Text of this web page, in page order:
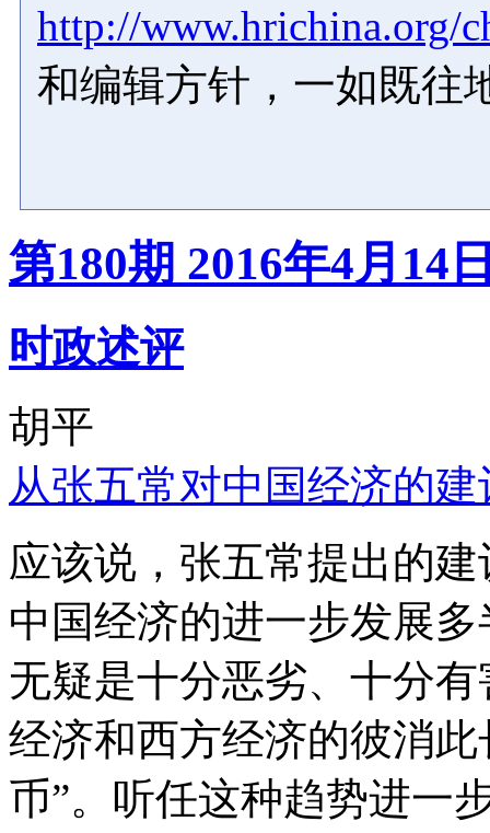
http://www.hrichina.org/
和编辑方针，一如既往
第180期 2016年4月14
时政述评
胡平
从张五常对中国经济的
应该说，张五常提出的
中国经济的进一步发展
无疑是十分恶劣、十分
经济和西方经济的彼消
币”。听任这种趋势进一